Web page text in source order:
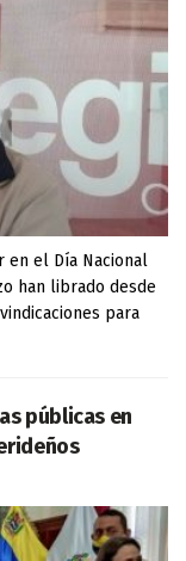
en el Día Nacional
han librado desde
para
públicas en